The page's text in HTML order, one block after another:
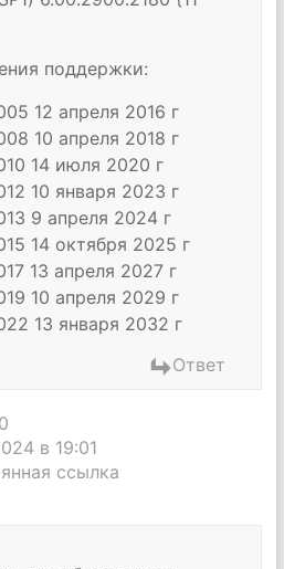
поддержки:
12 апреля 2016 г
10 апреля 2018 г
14 июля 2020 г
10 января 2023 г
9 апреля 2024 г
14 октября 2025 г
13 апреля 2027 г
10 апреля 2029 г
13 января 2032 г
Ответ
в 19:01
ссылка